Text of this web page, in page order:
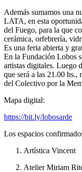
Además sumamos una
LATA, en esta
del Fuego, para la que
cerámica, orfebrería,
Es una feria abierta y
En la Fundación Lobos
artistas digitales.
que será a las 21.00 hs.,
del Colectivo por la
Mapa digital:
https://bit.ly/lobosarde
Los espacios
Artística Vincent
Atelier Miriam